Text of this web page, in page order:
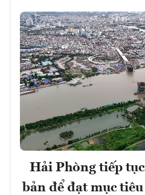
Hải Phòng tiếp
bản để đạt mục